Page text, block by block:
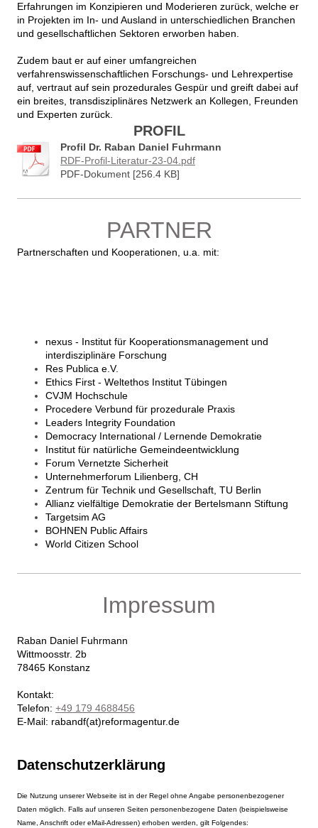
Erfahrungen im Konzipieren und Moderieren zurück, welche er
in Projekten im In- und Ausland in unterschiedlichen Branchen
und gesellschaftlichen Sektoren erworben haben.
Zudem baut er auf einer umfangreichen
verfahrenswissenschaftlichen Forschungs- und Lehrexpertise
auf, vertraut auf sein prozedurales Gespür und greift dabei auf
ein breites, transdisziplinäres Netzwerk an Kollegen, Freunden
und Experten zurück.
PROFIL
Profil Dr. Raban Daniel Fuhrmann
RDF-Profil-Literatur-23-04.pdf
PDF-Dokument [256.4 KB]
PARTNER
Partnerschaften und Kooperationen, u.a. mit:
nexus - Institut für Kooperationsmanagement und
interdisziplinäre Forschung
Res Publica e.V.
Ethics First - Weltethos Institut Tübingen
CVJM Hochschule
Procedere Verbund für prozedurale Praxis
Leaders Integrity Foundation
Democracy International / Lernende Demokratie
Institut für natürliche Gemeindeentwicklung
Forum Vernetzte Sicherheit
Unternehmerforum Lilienberg, CH
Zentrum für Technik und Gesellschaft, TU Berlin
Allianz vielfältige Demokratie der Bertelsmann Stiftung
Targetsim AG
BOHNEN Public Affairs
World Citizen School
Impressum
Raban Daniel Fuhrmann
Wittmoosstr. 2b
78465 Konstanz
Kontakt:
Telefon: +49 179 4688456
E-Mail: rabandf(at)reformagentur.de
Datenschutzerklärung
Die Nutzung unserer Webseite ist in der Regel ohne Angabe personenbezogener
Daten möglich. Falls auf unseren Seiten personenbezogene Daten (beispielsweise
Name, Anschrift oder eMail-Adressen) erhoben werden, gilt Folgendes: